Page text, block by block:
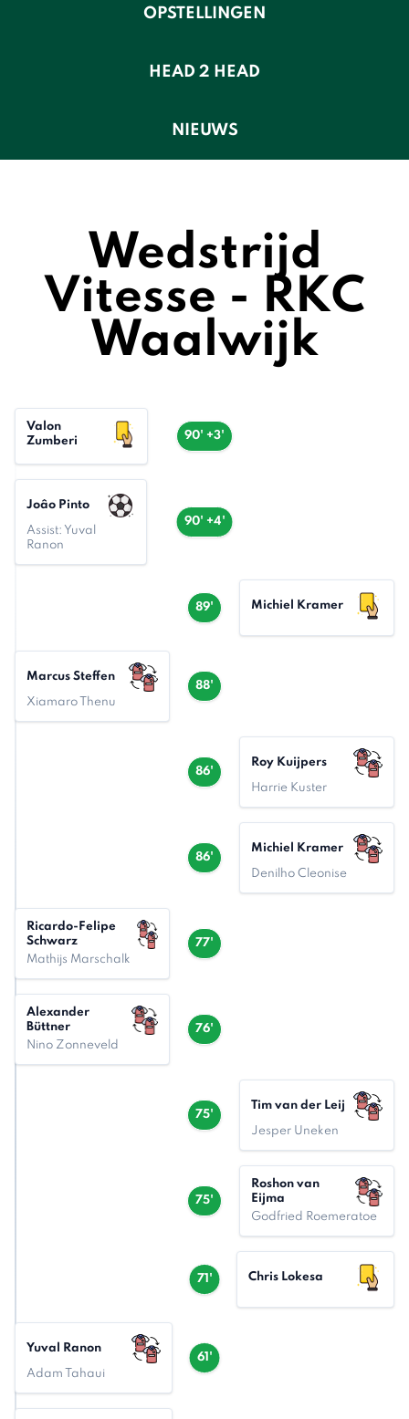
OPSTELLINGEN
HEAD 2 HEAD
NIEUWS
Wedstrijd
Vitesse - RKC
Waalwijk
90' +3'
Valon
Zumberi
90' +4'
Joâo Pinto
Assist: Yuval
Ranon
89' Michiel Kramer
88'
Marcus Steffen
Xiamaro Thenu
86'
Roy Kuijpers
Harrie Kuster
86'
Michiel Kramer
Denilho Cleonise
77'
Ricardo-Felipe
Schwarz
Mathijs Marschalk
76'
Alexander
Büttner
Nino Zonneveld
75'
Tim van der Leij
Jesper Uneken
75'
Roshon van
Eijma
Godfried Roemeratoe
71' Chris Lokesa
61'
Yuval Ranon
Adam Tahaui